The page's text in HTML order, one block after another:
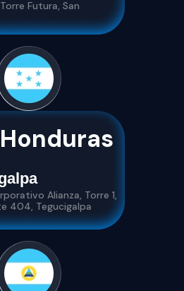
Futura, San
Honduras
Alianza, Torre 1,
404, Tegucigalpa